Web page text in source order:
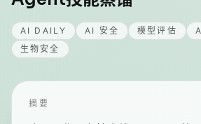
AI DAILY AI 安全 模型评估
生物安全
摘要